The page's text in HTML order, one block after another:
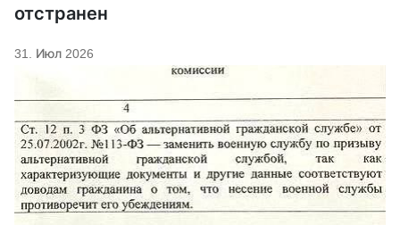
отстранен
31. Июл 2026